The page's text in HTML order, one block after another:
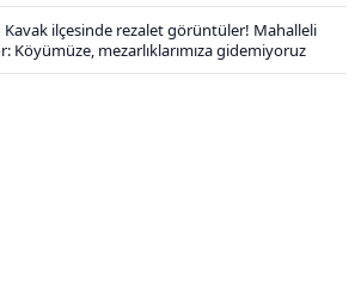
ilçesinde rezalet görüntüler! Mahalleli
Köyümüze, mezarlıklarımıza gidemiyoruz